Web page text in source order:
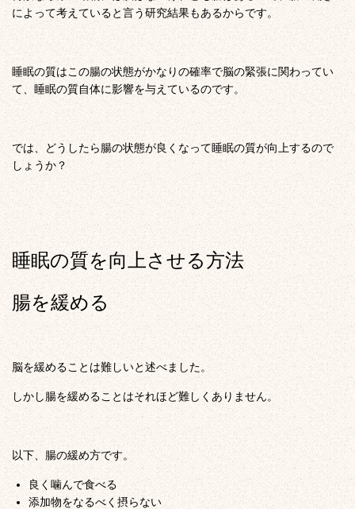
によって考えていると言う研究結果もあるからです。
睡眠の質はこの腸の状態がかなりの確率で脳の緊張に関わってい
て、睡眠の質自体に影響を与えているのです。
では、どうしたら腸の状態が良くなって睡眠の質が向上するので
しょうか？
睡眠の質を向上させる方法
腸を緩める
脳を緩めることは難しいと述べました。
しかし腸を緩めることはそれほど難しくありません。
以下、腸の緩め方です。
良く噛んで食べる
添加物をなるべく摂らない